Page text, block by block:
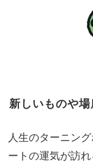
新しいものや
人生のターニン
ートの運気が訪